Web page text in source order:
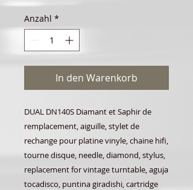
Anzahl *
In den Warenkorb
DUAL DN140S Diamant et Saphir de
remplacement, aiguille, stylet de
rechange pour platine vinyle, chaine hifi,
tourne disque, needle, diamond, stylus,
replacement for vintage turntable, aguja
tocadisco, puntina giradishi, cartridge